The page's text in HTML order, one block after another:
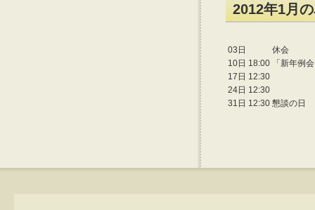
2012年1月
03日
休会
10日 18:00
「新年例
17日 12:30
24日 12:30
31日 12:30 懇談の日